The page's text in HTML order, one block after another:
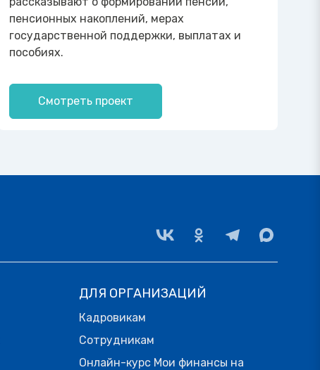
пенсионных накоплений, мерах
государственной поддержки, выплатах и
пособиях.
Смотреть проект
ДЛЯ ОРГАНИЗАЦИЙ
Кадровикам
Сотрудникам
Онлайн-курс Мои финансы на